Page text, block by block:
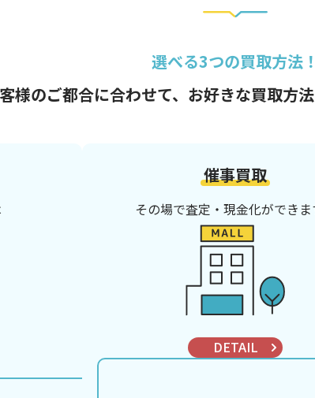
選べる3つの買取方法！
様のご都合に合わせて、 お好きな買取方
催事買取
その場で査定・現金化ができま
DETAIL